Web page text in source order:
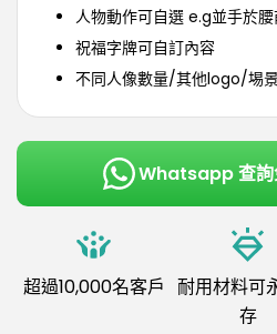
人物動作可自選 e.g並手於
祝福字牌可自訂內容
不同人像數量/其他logo/埸
Whatsapp 查詢
超過10,000名客戶 耐用材料可
存